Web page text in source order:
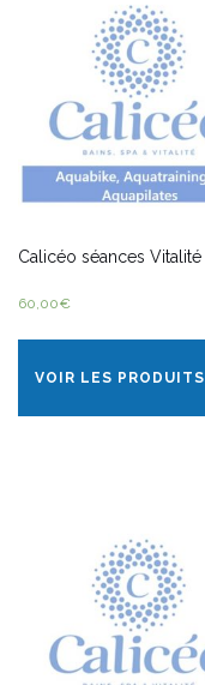
Calicéo séances Vitalité
60,00€
VOIR LES PRODUITS